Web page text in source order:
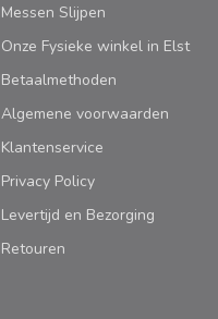
Messen Slijpen
Onze Fysieke winkel in Elst
Betaalmethoden
Algemene voorwaarden
Klantenservice
Privacy Policy
Levertijd en Bezorging
Retouren